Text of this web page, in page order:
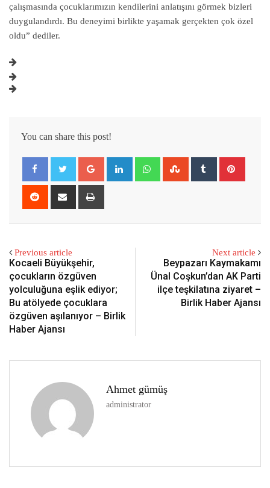
çalışmasında çocuklarımızın kendilerini anlatışını görmek bizleri
duygulandırdı. Bu deneyimi birlikte yaşamak gerçekten çok özel
oldu” dediler.
You can share this post!
Email
Previous article
Kocaeli Büyükşehir,
çocukların özgüven
yolculuğuna eşlik ediyor;
Bu atölyede çocuklara
özgüven aşılanıyor – Birlik
Haber Ajansı
Next article
Beypazarı Kaymakamı
Ünal Coşkun’dan AK Parti
ilçe teşkilatına ziyaret –
Birlik Haber Ajansı
Ahmet gümüş
administrator